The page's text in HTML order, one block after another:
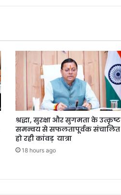
श्रद्धा, सुरक्षा और सुगमता के उत्कृष्ट
समन्वय से सफलतापूर्वक संचालित
हो रही कांवड़ यात्रा
18 hours ago